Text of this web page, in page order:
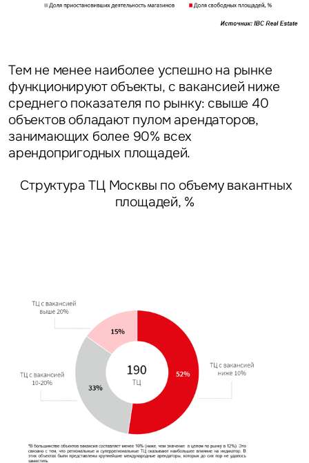
Тем не менее наиболее успешно на рынке
функционируют объекты, с вакансией ниже
среднего показателя по рынку: свыше 40
объектов обладают пулом арендаторов,
занимающих более 90% всех
арендопригодных площадей.
Структура ТЦ Москвы по объему вакантных
площадей, %